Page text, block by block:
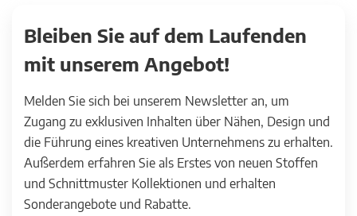
Bleiben Sie auf dem Laufenden
mit unserem Angebot!
Melden Sie sich bei unserem Newsletter an, um
Zugang zu exklusiven Inhalten über Nähen, Design und
die Führung eines kreativen Unternehmens zu erhalten.
Außerdem erfahren Sie als Erstes von neuen Stoffen
und Schnittmuster Kollektionen und erhalten
Sonderangebote und Rabatte.